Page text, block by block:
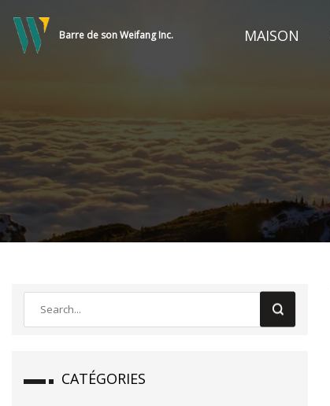
Barre de son Weifang Inc. MAISON
CATÉGORIES